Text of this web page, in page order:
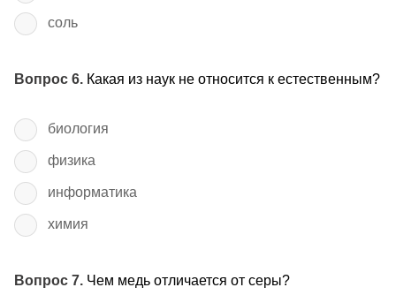
соль
Вопрос 6. Какая из наук не относится к естественным?
биология
физика
информатика
химия
Вопрос 7. Чем медь отличается от серы?